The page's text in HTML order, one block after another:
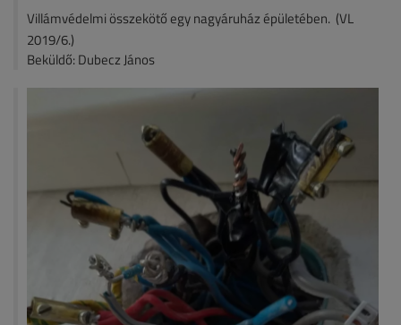
Villámvédelmi összekötő egy nagyáruház épületében. (VL
2019/6.)
Beküldő: Dubecz János